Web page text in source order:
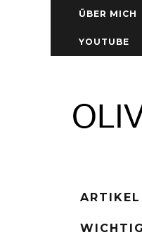
ÜBER MICH
YOUTUBE
ARTIKEL